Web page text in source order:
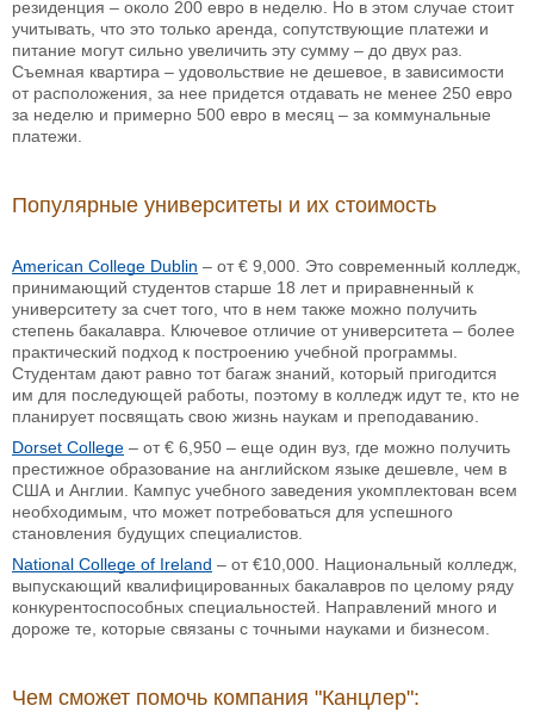
резиденция – около 200 евро в неделю. Но в этом случае стоит
учитывать, что это только аренда, сопутствующие платежи и
питание могут сильно увеличить эту сумму – до двух раз.
Съемная квартира – удовольствие не дешевое, в зависимости
от расположения, за нее придется отдавать не менее 250 евро
за неделю и примерно 500 евро в месяц – за коммунальные
платежи.
Популярные университеты и их стоимость
American College Dublin – от € 9,000. Это современный колледж,
принимающий студентов старше 18 лет и приравненный к
университету за счет того, что в нем также можно получить
степень бакалавра. Ключевое отличие от университета – более
практический подход к построению учебной программы.
Студентам дают равно тот багаж знаний, который пригодится
им для последующей работы, поэтому в колледж идут те, кто не
планирует посвящать свою жизнь наукам и преподаванию.
Dorset College – от € 6,950 – еще один вуз, где можно получить
престижное образование на английском языке дешевле, чем в
США и Англии. Кампус учебного заведения укомплектован всем
необходимым, что может потребоваться для успешного
становления будущих специалистов.
National College of Ireland – от €10,000. Национальный колледж,
выпускающий квалифицированных бакалавров по целому ряду
конкурентоспособных специальностей. Направлений много и
дороже те, которые связаны с точными науками и бизнесом.
Чем сможет помочь компания "Канцлер":